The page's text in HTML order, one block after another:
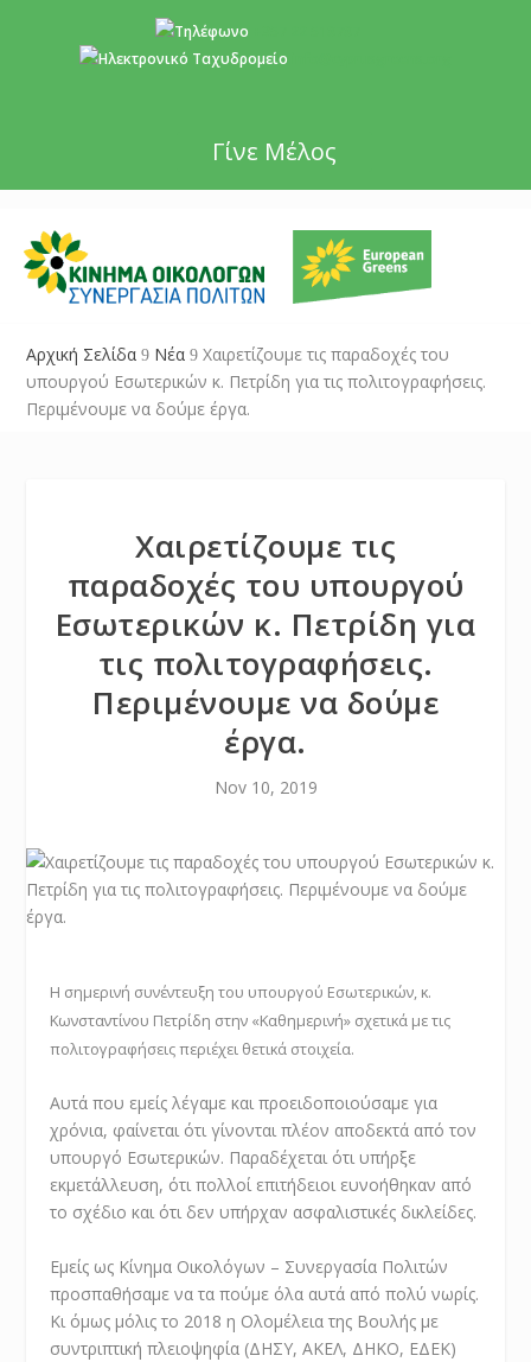
Γίνε Μέλος
Αρχική Σελίδα 9 Νέα 9 Χαιρετίζουμε τις παραδοχές του
υπουργού Εσωτερικών κ. Πετρίδη για τις πολιτογραφήσεις.
Περιμένουμε να δούμε έργα.
Χαιρετίζουμε τις
παραδοχές του υπουργού
Εσωτερικών κ. Πετρίδη για
τις πολιτογραφήσεις.
Περιμένουμε να δούμε
έργα.
Nov 10, 2019
Η σημερινή συνέντευξη του υπουργού Εσωτερικών, κ.
Κωνσταντίνου Πετρίδη στην «Καθημερινή» σχετικά με τις
πολιτογραφήσεις περιέχει θετικά στοιχεία.
Αυτά που εμείς λέγαμε και προειδοποιούσαμε για
χρόνια, φαίνεται ότι γίνονται πλέον αποδεκτά από τον
υπουργό Εσωτερικών. Παραδέχεται ότι υπήρξε
εκμετάλλευση, ότι πολλοί επιτήδειοι ευνοήθηκαν από
το σχέδιο και ότι δεν υπήρχαν ασφαλιστικές δικλείδες.
Εμείς ως Κίνημα Οικολόγων – Συνεργασία Πολιτών
προσπαθήσαμε να τα πούμε όλα αυτά από πολύ νωρίς.
Κι όμως μόλις το 2018 η Ολομέλεια της Βουλής με
συντριπτική πλειοψηφία (ΔΗΣΥ, ΑΚΕΛ, ΔΗΚΟ, ΕΔΕΚ)